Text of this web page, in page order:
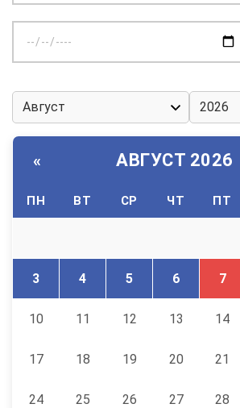
дату:
« АВГУСТ 2026
ПН ВТ СР ЧТ ПТ
3 4 5 6 7
10 11 12 13 14
17 18 19 20 21
24 25 26 27 28